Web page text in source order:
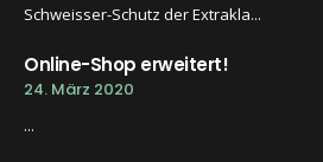
Schweisser-Schutz der Extrakla...
Online-Shop erweitert!
24. März 2020
...